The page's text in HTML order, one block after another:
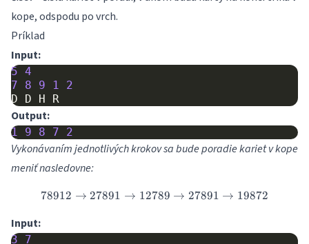
kope, odspodu po vrch.
Príklad
Input:
5 4
7
8 9 1
2
D
D H R
Output:
1 9 8 7 2
Vykonávaním jednotlivých krokov sa bude poradie kariet v kope
meniť nasledovne:
7 8 9 1 2 \rightarrow 2 7 8 9
78912 → 27891 → 12789 → 27891 → 19872
Input:
3
7